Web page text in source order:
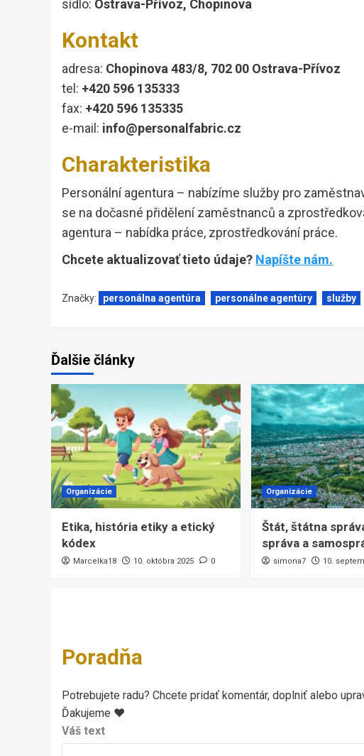
sídlo: Ostrava-Přívoz, Chopinova
Kontakt
adresa: Chopinova 483/8, 702 00 Ostrava-Přívoz
tel: +420 596 135333
fax: +420 596 135335
e-mail: info@personalfabric.cz
Charakteristika
Personální agentura – nabízíme služby pro
se na dočasné přidělení zaměstnanců a
agentura – nabídka práce, zprostředkování práce.
Chcete aktualizovať tieto údaje? Napíšte nám.
Značky: personálna agentúra personálne agentúry služby
Ďalšie články
Organizácie
Etika, história etiky a etický
kódex
Marcelka18 10. októbra 2025 0
Organizácie
Štát, štátna
správa a
simona7 10.
Poradňa
Potrebujete radu? Chcete pridať komentár, doplniť alebo
Ďakujeme ♥
Váš text